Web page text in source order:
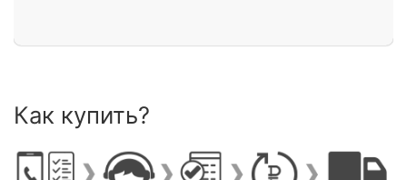
Как купить?